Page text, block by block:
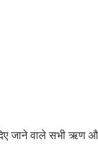
दिए जाने वाले सभी ऋण